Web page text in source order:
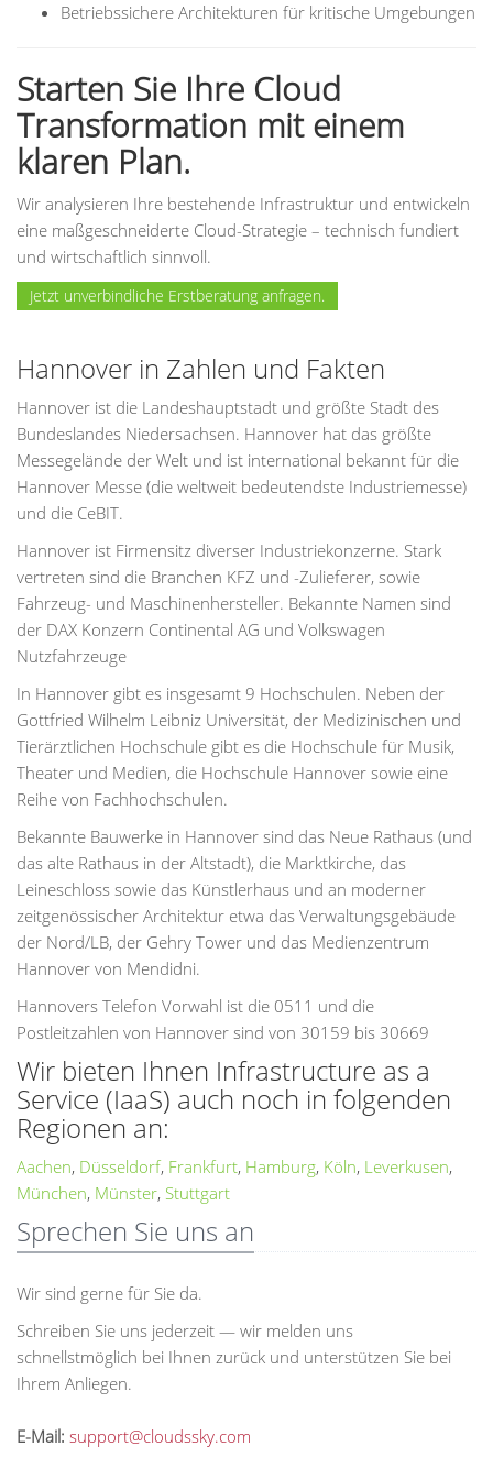
Betriebssichere Architekturen für kritische Umgebungen
Starten Sie Ihre Cloud
Transformation mit einem
klaren Plan.
Wir analysieren Ihre bestehende Infrastruktur und entwickeln
eine maßgeschneiderte Cloud-Strategie – technisch fundiert
und wirtschaftlich sinnvoll.
Jetzt unverbindliche Erstberatung anfragen.
Hannover in Zahlen und Fakten
Hannover ist die Landeshauptstadt und größte Stadt des
Bundeslandes Niedersachsen. Hannover hat das größte
Messegelände der Welt und ist international bekannt für die
Hannover Messe (die weltweit bedeutendste Industriemesse)
und die CeBIT.
Hannover ist Firmensitz diverser Industriekonzerne. Stark
vertreten sind die Branchen KFZ und -Zulieferer, sowie
Fahrzeug- und Maschinenhersteller. Bekannte Namen sind
der DAX Konzern Continental AG und Volkswagen
Nutzfahrzeuge
In Hannover gibt es insgesamt 9 Hochschulen. Neben der
Gottfried Wilhelm Leibniz Universität, der Medizinischen und
Tierärztlichen Hochschule gibt es die Hochschule für Musik,
Theater und Medien, die Hochschule Hannover sowie eine
Reihe von Fachhochschulen.
Bekannte Bauwerke in Hannover sind das Neue Rathaus (und
das alte Rathaus in der Altstadt), die Marktkirche, das
Leineschloss sowie das Künstlerhaus und an moderner
zeitgenössischer Architektur etwa das Verwaltungsgebäude
der Nord/LB, der Gehry Tower und das Medienzentrum
Hannover von Mendidni.
Hannovers Telefon Vorwahl ist die 0511 und die
Postleitzahlen von Hannover sind von 30159 bis 30669
Wir bieten Ihnen Infrastructure as a
Service (IaaS) auch noch in folgenden
Regionen an:
Aachen, Düsseldorf, Frankfurt, Hamburg, Köln, Leverkusen,
München, Münster, Stuttgart
Sprechen Sie uns an
Wir sind gerne für Sie da.
Schreiben Sie uns jederzeit — wir melden uns
schnellstmöglich bei Ihnen zurück und unterstützen Sie bei
Ihrem Anliegen.
E-Mail: support@cloudssky.com